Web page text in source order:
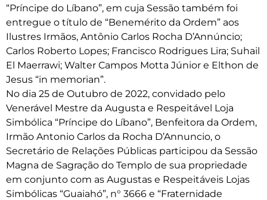
“Príncipe do Líbano”, em cuja Sessão também foi
entregue o título de “Benemérito da Ordem” aos
Ilustres Irmãos, Antônio Carlos Rocha D’Annúncio;
Carlos Roberto Lopes; Francisco Rodrigues Lira; Suhail
El Maerrawi; Walter Campos Motta Júnior e Elthon de
Jesus “in memorian”.
No dia 25 de Outubro de 2022, convidado pelo
Venerável Mestre da Augusta e Respeitável Loja
Simbólica “Príncipe do Líbano”, Benfeitora da Ordem,
Irmão Antonio Carlos da Rocha D’Annuncio, o
Secretário de Relações Públicas participou da Sessão
Magna de Sagração do Templo de sua propriedade
em conjunto com as Augustas e Respeitáveis Lojas
Simbólicas “Guaiahó”, n° 3666 e “Fraternidade